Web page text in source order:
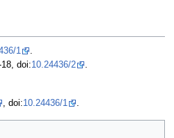
1
.
doi:10.24436/2 .
, doi:10.24436/1 .